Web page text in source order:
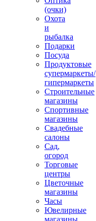
(очки)
Охота
и
рыбалка
Подарки
Посуда
Продуктовые
супермаркеты/
гипермаркеты
Строительные
магазины
Спортивные
магазины
Свадебные
салоны
Сад,
огород
Торговые
центры
Цветочные
магазины
Часы
Ювелирные